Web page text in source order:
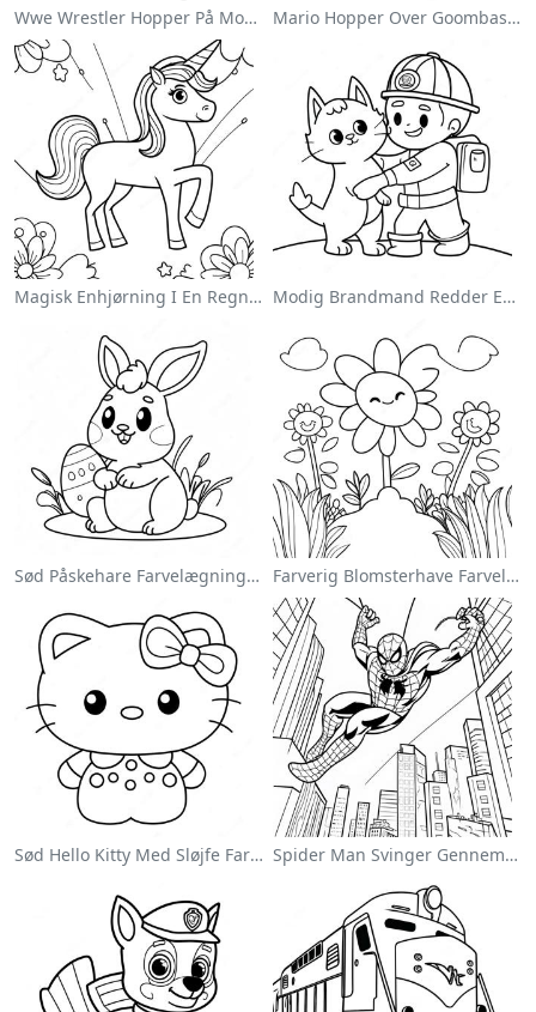
Wwe Wrestler Hopper På Modstander Farvelægningsside Mario Hopper Over Goombas Farvelægningsside
Magisk Enhjørning I En Regnbue Farvelægningsside Modig Brandmand Redder En Kat Farvelægningsside
Sød Påskehare Farvelægningsside Farverig Blomsterhave Farvelægningsside
Sød Hello Kitty Med Sløjfe Farvelægningsside Spider Man Svinger Gennem Byen Farvelægningsside